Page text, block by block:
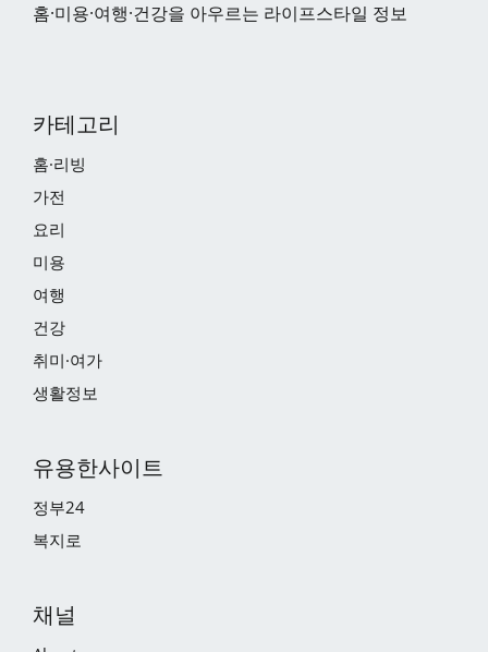
홈·미용·여행·건강을 아우르는 라이프스타일 정보
카테고리
홈·리빙
가전
요리
미용
여행
건강
취미·여가
생활정보
유용한사이트
정부24
복지로
채널